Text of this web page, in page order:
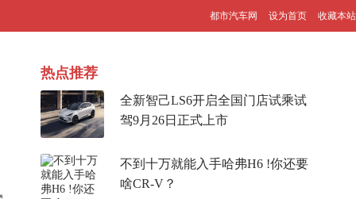
都市汽车网 设为首页 收藏本站
热点推荐
全新智己LS6开启全国门店试乘试
驾9月26日正式上市
不到十万就能入手哈弗H6 !你还要
啥CR-V？